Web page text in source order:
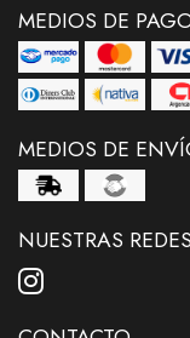
MEDIOS DE
MEDIOS DE
NUESTRAS